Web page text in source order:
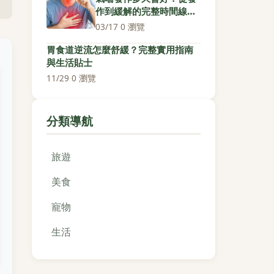
作到緩解的完整時間線與
關鍵處理步驟
03/17·0 瀏覽
胃食道逆流怎麼舒緩？完整實用指南
與生活貼士
11/29·0 瀏覽
分類導航
旅遊
美食
寵物
生活